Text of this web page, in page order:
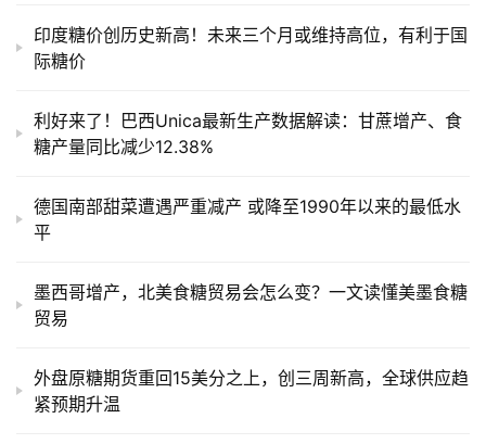
销
储
印度糖价创历史新高！未来三个月或维持高位，有利于国
际糖价
利好来了！巴西Unica最新生产数据解读：甘蔗增产、食
糖产量同比减少12.38%
德国南部甜菜遭遇严重减产 或降至1990年以来的最低水
平
墨西哥增产，北美食糖贸易会怎么变？一文读懂美墨食糖
贸易
外盘原糖期货重回15美分之上，创三周新高，全球供应趋
紧预期升温